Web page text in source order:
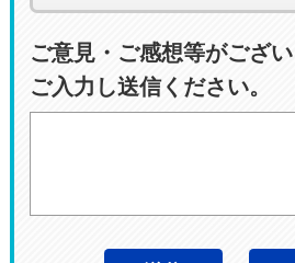
ご意見・ご感想等がござ
ご入力し送信ください。